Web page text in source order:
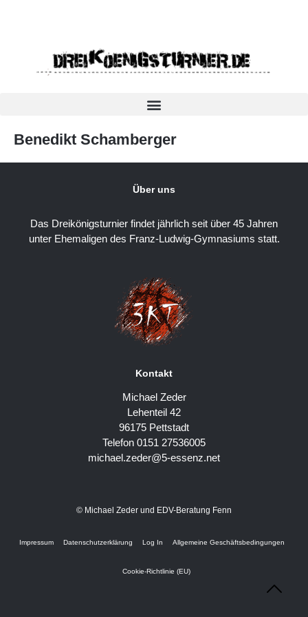
Benedikt Schamberger
Über uns
Das Dreikönigsturnier findet jährlich seit über 45 Jahren
unter Ehemaligen des Franz-Ludwig-Gymnasiums statt.
Kontakt
Michael Zeder
Lehenteil 42
96175 Pettstadt
Telefon 0151 27536005
michael.zeder@5-essenz.net
© Michael Zeder und EDV-Beratung Fenn
Impressum Datenschutzerklärung Log In Allgemeine Geschäftsbedingungen
Cookie-Richtlinie (EU)